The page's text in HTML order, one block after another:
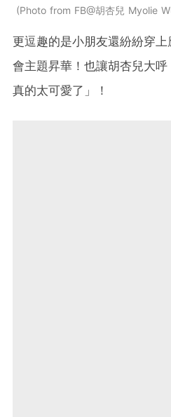
Photo from FB@胡杏兒 Myolie
更逗趣的是小朋友還紛紛穿
會主題昇華！也讓胡杏兒大
真的太可愛了」！